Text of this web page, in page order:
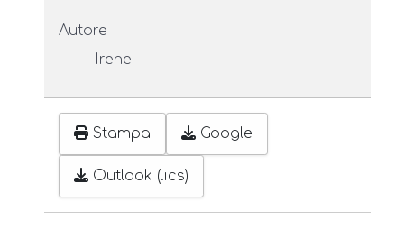
Autore
Irene
Stampa Google
Outlook (.ics)